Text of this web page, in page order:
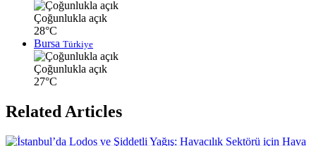
Çoğunlukla açık
28°C
Bursa Türkiye
Çoğunlukla açık
27°C
Related Articles